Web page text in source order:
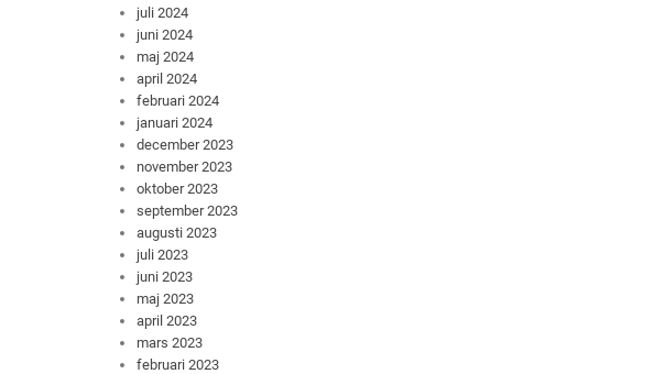
juli 2024
juni 2024
maj 2024
april 2024
februari 2024
januari 2024
december 2023
november 2023
oktober 2023
september 2023
augusti 2023
juli 2023
juni 2023
maj 2023
april 2023
mars 2023
februari 2023